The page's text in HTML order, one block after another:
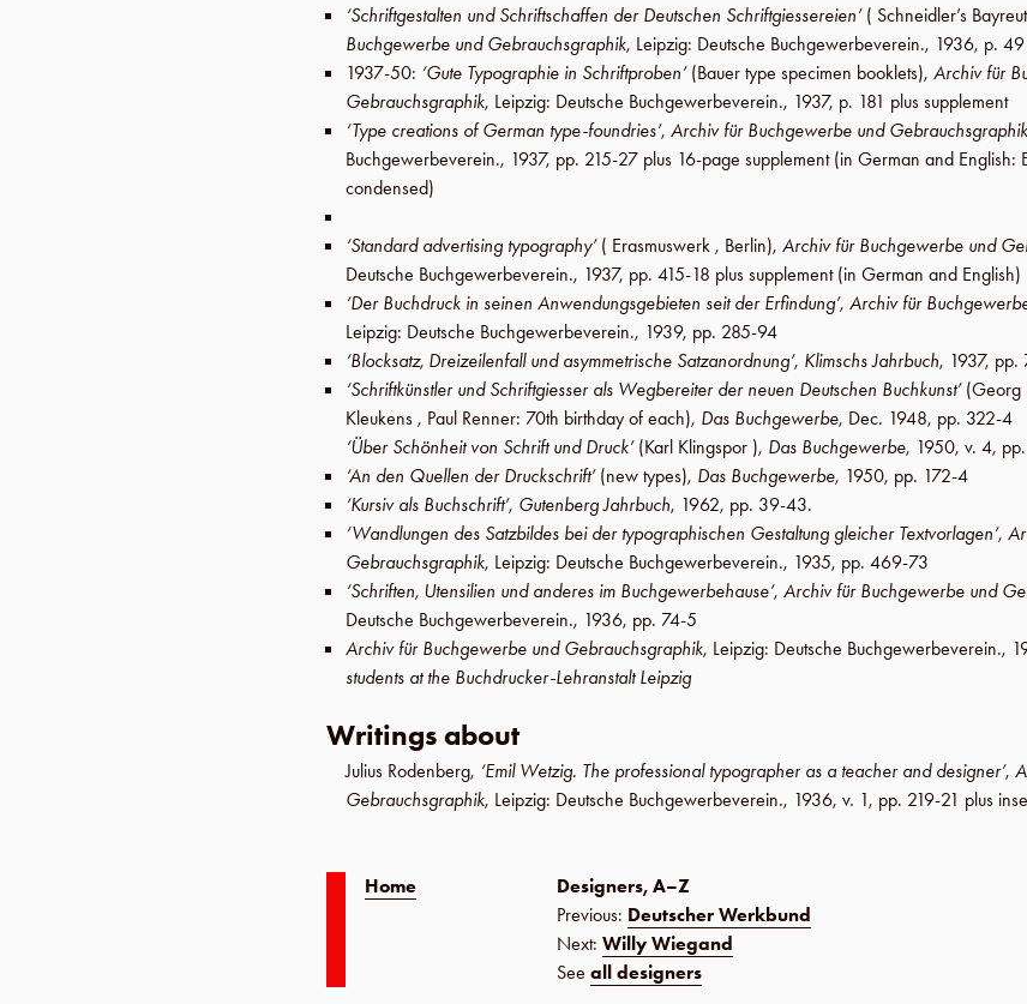
‘Schriftgestalten und Schriftschaffen der Deutschen Schriftgiessereien’( Schneidler’s
Buchgewerbe und Gebrauchsgraphik, Leipzig: Deutsche Buchgewerbeverein., 1936, p. 49
1937-50: ‘Gute Typographie in Schriftproben’(Bauertype specimen booklets), Archiv für
Gebrauchsgraphik, Leipzig: Deutsche Buchgewerbeverein., 1937, p. 181 plus supplement
‘Type creations of German type-foundries’, Archiv für Buchgewerbe und Gebrauchsgraphik
Buchgewerbeverein., 1937, pp. 215-27 plus 16-page supplement(in German and English:
condensed)
‘Standard advertising typography’( Erasmuswerk , Berlin), Archiv für Buchgewerbe und
Deutsche Buchgewerbeverein., 1937, pp. 415-18 plus supplement(in German and English)
‘Der Buchdruck in seinen Anwendungsgebieten seit der Erfindung’, Archiv für
Leipzig: Deutsche Buchgewerbeverein., 1939, pp. 285-94
‘Blocksatz, Dreizeilenfall und asymmetrische Satzanordnung’, Klimschs Jahrbuch, 1937, pp.
‘Schriftkünstler und Schriftgiesser als Wegbereiter der neuen Deutschen Buchkunst’(Georg
Kleukens , Paul Renner: 70th birthday of each), Das Buchgewerbe, Dec. 1948, pp. 322-4
‘Über Schönheit von Schrift und Druck’(Karl Klingspor ), Das Buchgewerbe, 1950, v. 4,
‘An den Quellen der Druckschrift’(new types), Das Buchgewerbe, 1950, pp. 172-4
‘Kursiv als Buchschrift’, Gutenberg Jahrbuch, 1962, pp. 39-43.
‘Wandlungen des Satzbildes bei der typographischen Gestaltung gleicher Textvorlagen’,
Gebrauchsgraphik, Leipzig: Deutsche Buchgewerbeverein., 1935, pp. 469-73
‘Schriften, Utensilien und anderes im Buchgewerbehause’, Archiv für Buchgewerbe und
Deutsche Buchgewerbeverein., 1936, pp. 74-5
Archiv für Buchgewerbe und Gebrauchsgraphik, Leipzig: Deutsche Buchgewerbeverein.,
students at the Buchdrucker-Lehranstalt Leipzig
Writings about
Julius Rodenberg, ‘Emil Wetzig. The professional typographer as a teacher and designer’,
Gebrauchsgraphik, Leipzig: Deutsche Buchgewerbeverein., 1936, v. 1, pp. 219-21 plus
Home
Designers, A–Z
Previous: Deutscher Werkbund
Next: Willy Wiegand
See all designers